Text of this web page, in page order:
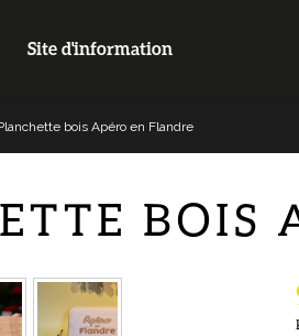
Site d'information
bois Apéro en Flandre
BOIS